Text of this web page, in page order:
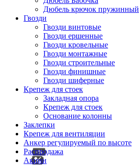
Дюбель крючок пружинный
Гвозди
Гвозди винтовые
Гвозди ершенные
Гвозди кровельные
Гвозди монтажные
Гвозди строительные
Гвозди финишные
Гвозди шиферные
Крепеж для стоек
Закладная опора
Крепеж для стоек
Основание колонны
Заклепки
Крепеж для вентиляции
Анкер регулируемый по высоте
Распродажа
Акции